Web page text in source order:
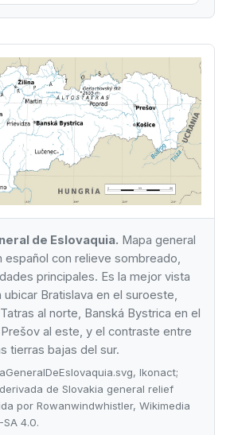
de Eslovaquia. Mapa general
español con relieve sombreado,
principales. Es la mejor vista
Bratislava en el suroeste,
al norte, Banská Bystrica en el
al este, y el contraste entre
tierras bajas del sur.
Ikonact;
de Slovakia general relief
por Rowanwindwhistler, Wikimedia
SA 4.0.